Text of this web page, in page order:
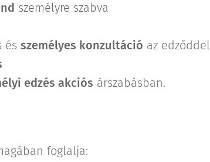
személyre szabva
és személyes konzultáció az edződdel
edzés akciós árszabásban.
foglalja: